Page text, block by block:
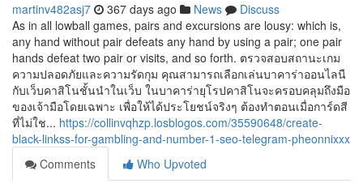
martinv482asj7 367 days ago News
Discuss
As in all lowball games, pairs and excursions are lousy: which is,
any hand without pair defeats any hand by using a pair; one pair
hands defeat two pair or visits, and so forth. ตรวจสอบสถานะเกม
ความปลอดภัยและความรัดกุม คุณสามารถเลือกเล่นบาคาร่าออนไลนื
กับเว็บคาสิโนชั้นนำในเว็บ ในบาคาร่ายุโรปคาสิโนจะครอบคลุมถึงมือ
ของเจ้ามือโดยเฉพาะ เพื่อให้ได้ประโยชน์จริงๆ ต้องทำตอนเมื่อการ์ดสี
ที่ไม่ใช... https://collinvqhzp.losblogos.com/35590648/create-
black-linkss-for-gambling-and-number-1-seo-telegram-pheonnixxx
Comments
Who Upvoted